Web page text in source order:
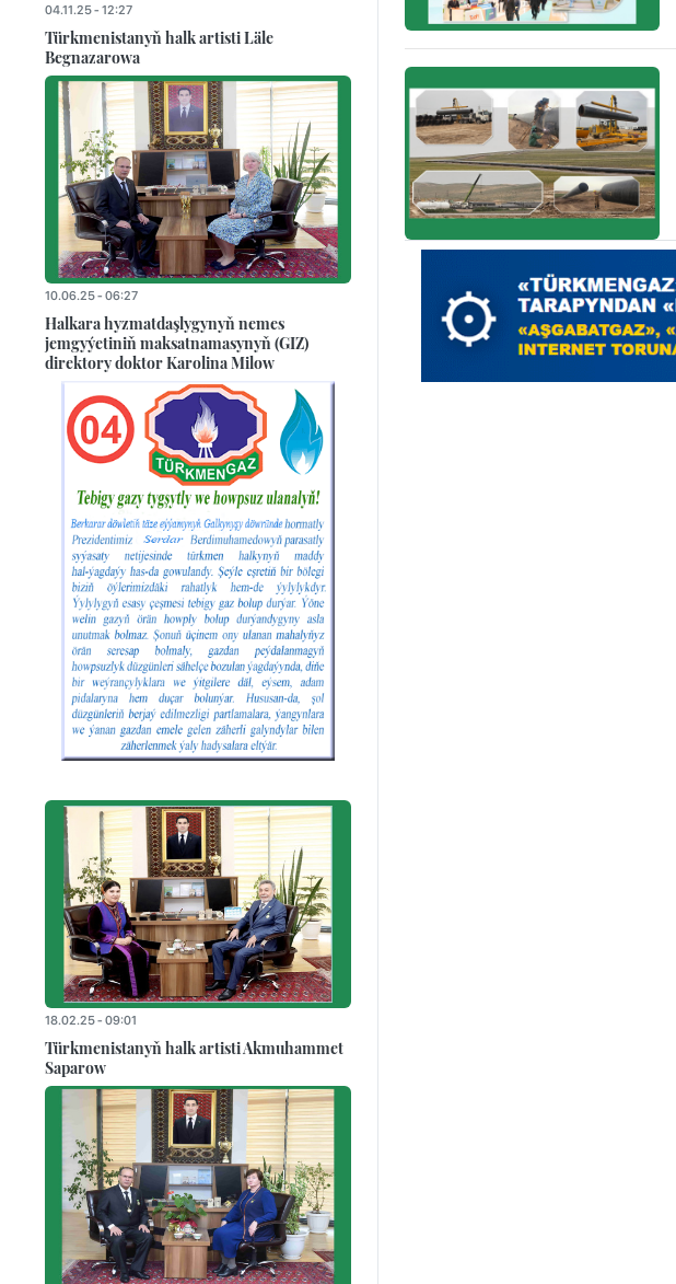
04.11.25 - 12:27
Türkmenistanyň halk artisti Läle
Begnazarowa
10.06.25 - 06:27
Halkara hyzmatdaşlygynyň nemes
jemgyýetiniň maksatnamasynyň (GIZ)
direktory doktor Karolina Milow
18.02.25 - 09:01
Türkmenistanyň halk artisti Akmuhammet
Saparow